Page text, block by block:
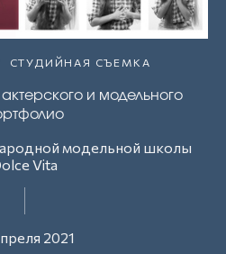
СТУДИЙНАЯ СЪЕМКА
и модельного
модельной школы
Vita
2021